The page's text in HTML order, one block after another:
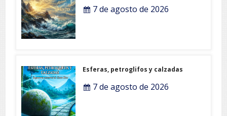
7 de agosto de 2026
Esferas, petroglifos y calzadas
7 de agosto de 2026